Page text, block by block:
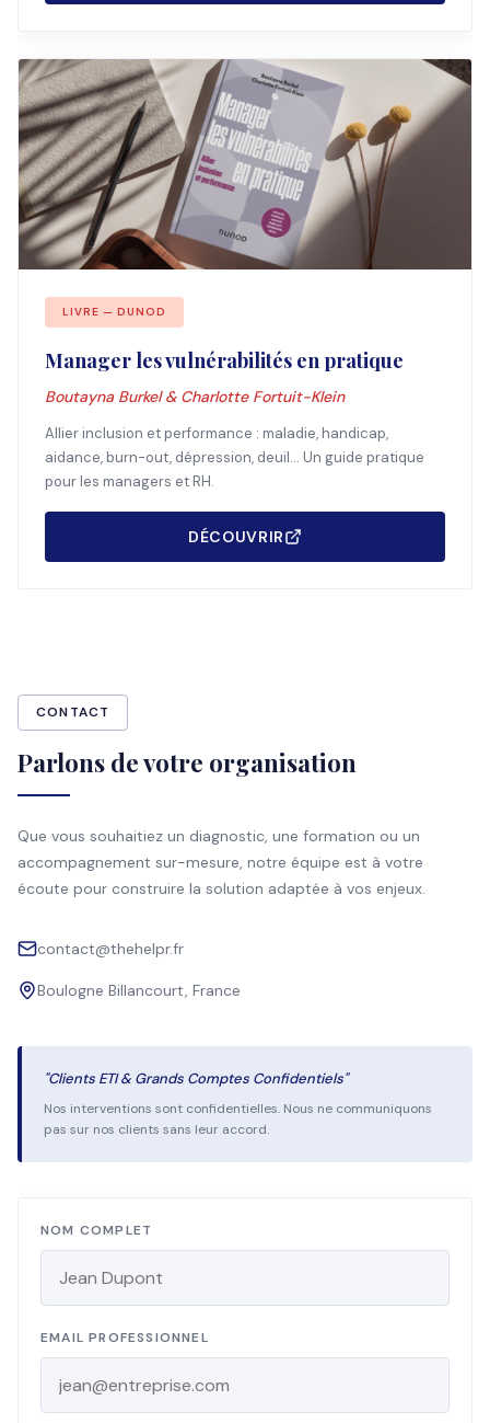
LIVRE — DUNOD
Manager les vulnérabilités en pratique
Boutayna Burkel & Charlotte Fortuit-Klein
Allier inclusion et performance : maladie, handicap,
aidance, burn-out, dépression, deuil... Un guide pratique
pour les managers et RH.
DÉCOUVRIR
CONTACT
Parlons de votre organisation
Que vous souhaitiez un diagnostic, une formation ou un
accompagnement sur-mesure, notre équipe est à votre
écoute pour construire la solution adaptée à vos enjeux.
contact@thehelpr.fr
Boulogne Billancourt, France
"Clients ETI & Grands Comptes Confidentiels"
Nos interventions sont confidentielles. Nous ne communiquons
pas sur nos clients sans leur accord.
NOM COMPLET
EMAIL PROFESSIONNEL